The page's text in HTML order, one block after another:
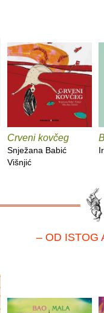
Crveni kovčeg
Snježana Babić
Višnjić
– OD ISTOG